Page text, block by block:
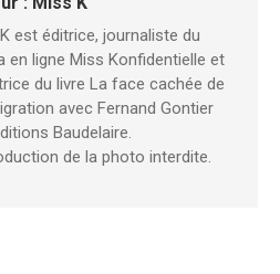
est éditrice, journaliste du
en ligne Miss Konfidentielle et
du livre La face cachée de
avec Fernand Gontier
Baudelaire.
de la photo interdite.